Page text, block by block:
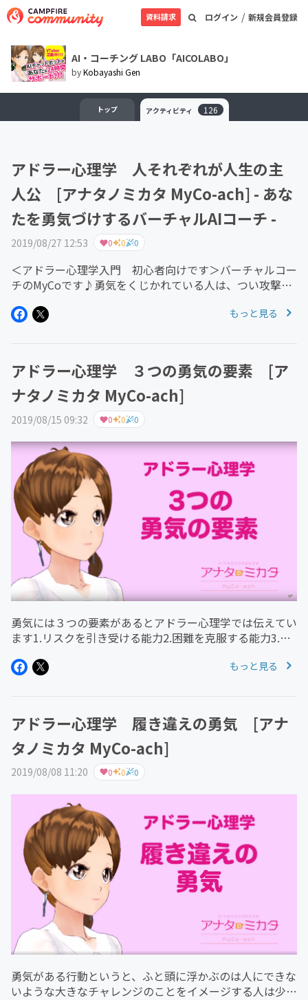
ログイン / 新規会員登録
資料請求
AI・コーチング LABO「AICOLABO」
byKobayashi Gen
トップ アクティビティ 126
アドラー心理学 人それぞれが人生の主
人公 [アナタノミカタ MyCo-ach] - あな
たを勇気づけするバーチャルAIコーチ -
2019/08/27 12:53 0 0 0
＜アドラー心理学入門 初心者向けです＞バーチャルコー
チのMyCoです♪勇気をくじかれている人は、つい攻撃的
気をくじいてしまうことがあります。そうならないために
もっと見る
アドラー心理学 ３つの勇気の要素 [ア
ナタノミカタ MyCo-ach]
2019/08/15 09:32 0 0 0
勇気には３つの要素があるとアドラー心理学では伝えてい
ます1.リスクを引き受ける能力2.困難を克服する能力3.協
を引き受ける能力この「リスク」とは「危険」という意味
もっと見る
アドラー心理学 履き違えの勇気 [アナ
タノミカタ MyCo-ach]
2019/08/08 11:20 0 0 0
勇気がある行動というと、ふと頭に浮かぶのは人にできな
いような大きなチャレンジのことをイメージする人は少な